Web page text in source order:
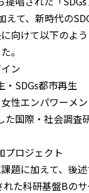
えて、新時代の
向けて以下のよ
。
ン
・SDGs都市再生
性エンパワーメ
国際・社会調査
プロジェクト
題に加えて、後
た科研基盤Bの